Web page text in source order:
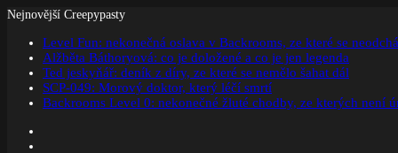
Nejnovější Creepypasty
Level Fun: nekonečná oslava v Backrooms, ze které se
Alžběta Báthoryová: co je doložené a co je jen legenda
Ted jeskyňář: deník z díry, ze které se nemělo šahat dál
SCP-049: Morový doktor, který léčí smrtí
Backrooms Level 0: nekonečné žluté chodby, ze kterých není